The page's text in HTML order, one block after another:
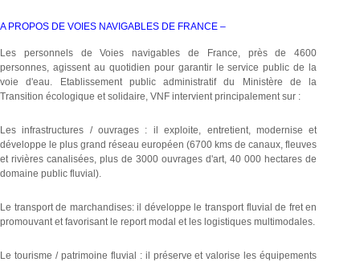
A PROPOS DE VOIES NAVIGABLES DE FRANCE –
Les personnels de Voies navigables de France, près de 4600
personnes, agissent au quotidien pour garantir le service public de la
voie d'eau. Etablissement public administratif du Ministère de la
Transition écologique et solidaire, VNF intervient principalement sur :
Les infrastructures / ouvrages : il exploite, entretient, modernise et
développe le plus grand réseau européen (6700 kms de canaux, fleuves
et rivières canalisées, plus de 3000 ouvrages d'art, 40 000 hectares de
domaine public fluvial).
Le transport de marchandises: il développe le transport fluvial de fret en
promouvant et favorisant le report modal et les logistiques multimodales.
Le tourisme / patrimoine fluvial : il préserve et valorise les équipements